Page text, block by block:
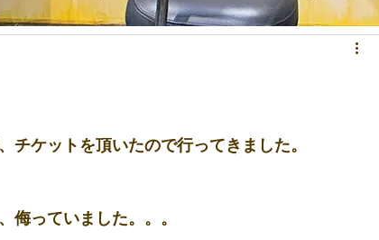
チケットを頂いたので行ってきました。
侮っていました。。。